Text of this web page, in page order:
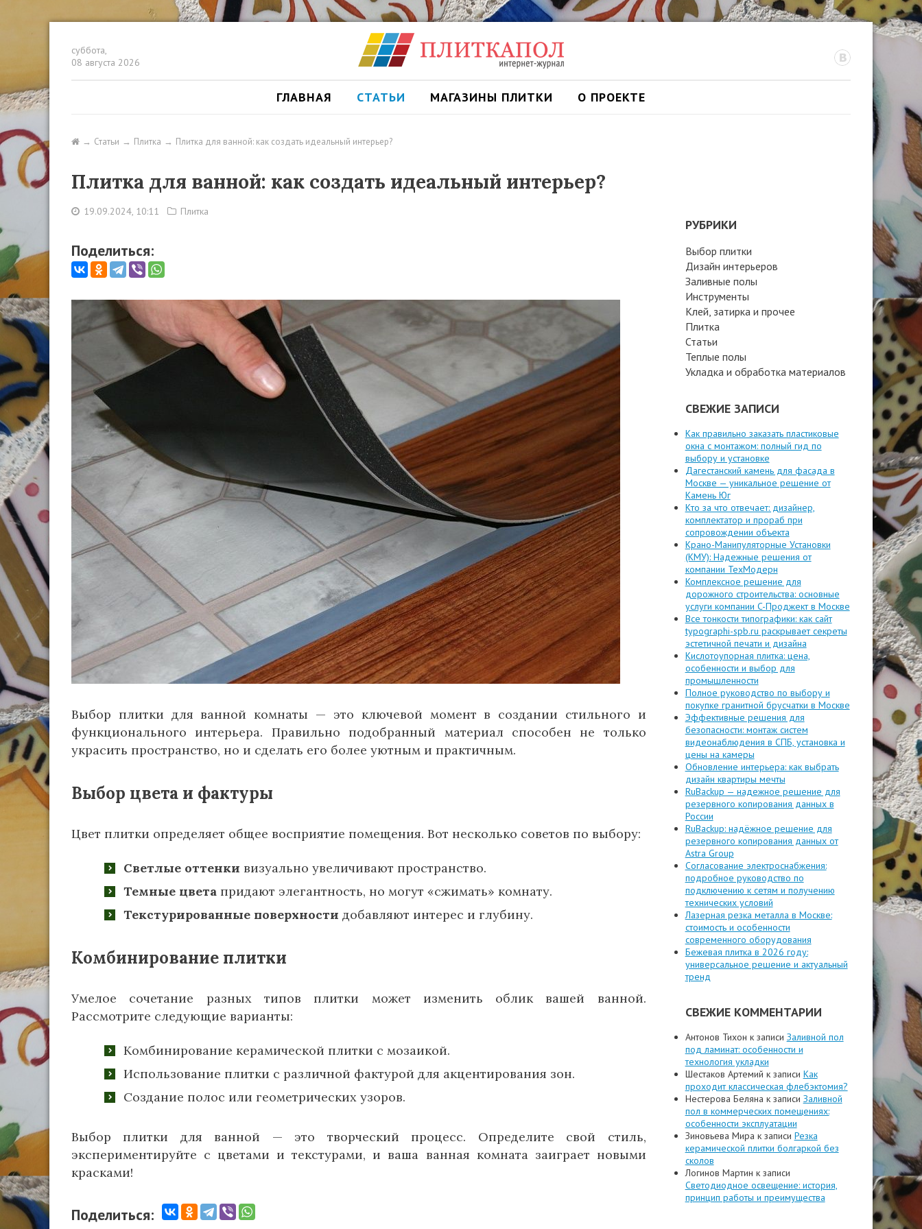
суббота,
08 августа 2026
ГЛАВНАЯ СТАТЬИ МАГАЗИНЫ ПЛИТКИ О ПРОЕКТЕ
Статьи Плитка Плитка для ванной: как создать идеальный интерьер?
Плитка для ванной: как создать идеальный интерьер?
19.09.2024, 10:11 Плитка
Поделиться:
Выбор плитки для ванной комнаты — это ключевой момент в создании стильного и
функционального интерьера. Правильно подобранный материал способен не только
украсить пространство, но и сделать его более уютным и практичным.
Выбор цвета и фактуры
Цвет плитки определяет общее восприятие помещения. Вот несколько советов по выбору:
Светлые оттенки визуально увеличивают пространство.
Темные цвета придают элегантность, но могут «сжимать» комнату.
Текстурированные поверхности добавляют интерес и глубину.
Комбинирование плитки
Умелое сочетание разных типов плитки может изменить облик вашей ванной.
Рассмотрите следующие варианты:
Комбинирование керамической плитки с мозаикой.
Использование плитки с различной фактурой для акцентирования зон.
Создание полос или геометрических узоров.
Выбор плитки для ванной — это творческий процесс. Определите свой стиль,
экспериментируйте с цветами и текстурами, и ваша ванная комната заиграет новыми
красками!
Поделиться:
РУБРИКИ
Выбор плитки
Дизайн интерьеров
Заливные полы
Инструменты
Клей, затирка и прочее
Плитка
Статьи
Теплые полы
Укладка и обработка материалов
СВЕЖИЕ ЗАПИСИ
Как правильно заказать пластиковые
окна с монтажом: полный гид по
выбору и установке
Дагестанский камень для фасада в
Москве — уникальное решение от
Камень Юг
Кто за что отвечает: дизайнер,
комплектатор и прораб при
сопровождении объекта
Крано-Манипуляторные Установки
(КМУ): Надежные решения от
компании ТехМодерн
Комплексное решение для
дорожного строительства: основные
услуги компании C-Проджект в Москве
Все тонкости типографики: как сайт
typographi-spb.ru раскрывает секреты
эстетичной печати и дизайна
Кислотоупорная плитка: цена,
особенности и выбор для
промышленности
Полное руководство по выбору и
покупке гранитной брусчатки в Москве
Эффективные решения для
безопасности: монтаж систем
видеонаблюдения в СПБ, установка и
цены на камеры
Обновление интерьера: как выбрать
дизайн квартиры мечты
RuBackup — надежное решение для
резервного копирования данных в
России
RuBackup: надёжное решение для
резервного копирования данных от
Astra Group
Согласование электроснабжения:
подробное руководство по
подключению к сетям и получению
технических условий
Лазерная резка металла в Москве:
стоимость и особенности
современного оборудования
Бежевая плитка в 2026 году:
универсальное решение и актуальный
тренд
СВЕЖИЕ КОММЕНТАРИИ
Антонов Тихон к записи Заливной пол
под ламинат: особенности и
технология укладки
Шестаков Артемий к записи Как
проходит классическая флебэктомия?
Нестерова Беляна к записи Заливной
пол в коммерческих помещениях:
особенности эксплуатации
Зиновьева Мира к записи Резка
керамической плитки болгаркой без
сколов
Логинов Мартин к записи
Светодиодное освещение: история,
принцип работы и преимущества